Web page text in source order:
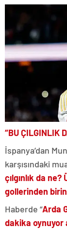
“BU ÇILGINLIK
İspanya’dan
karşısındaki
çılgınlık da ne?
gollerinden
Haberde “Arda
dakika oynuyor